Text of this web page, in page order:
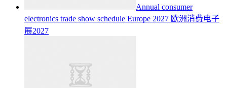
Annual consumer
electronics trade show schedule Europe 2027 欧洲消费电子
展2027